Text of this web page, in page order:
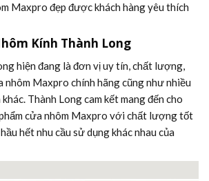
Maxpro đẹp được khách hàng yêu thích
Kính Thành Long
hiện đang là đơn vị uy tín, chất lượng,
nhôm Maxpro chính hãng cũng như nhiều
Thành Long cam kết mang đến cho
cửa nhôm Maxpro với chất lượng tốt
hết nhu cầu sử dụng khác nhau của